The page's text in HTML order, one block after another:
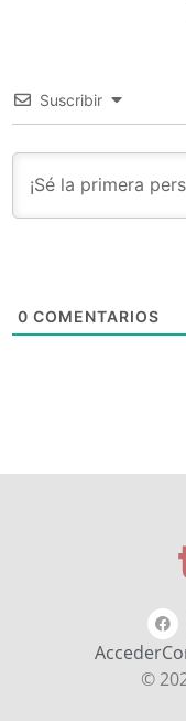
Suscribir
0 COMENTARIOS
Acceder
©